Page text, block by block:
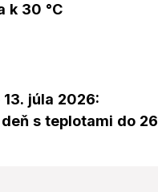
k 30 °C
júla 2026:
s teplotami do 26